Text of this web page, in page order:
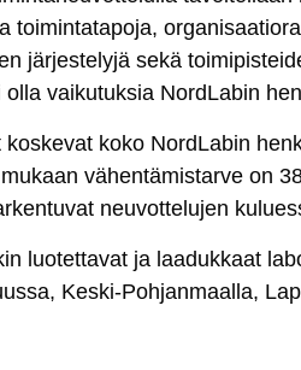
toi­min­ta­ta­po­ja,
jär­jes­te­ly­jä se­kä
vai­ku­tuk­sia Nord­La­bin
ko­ko Nord­La­bin
vä­hen­tä­mis­tar­ve on
neu­vot­te­lu­jen
luo­tet­ta­vat ja laa­duk­kaat
Kes­ki-Poh­jan­maal­la,